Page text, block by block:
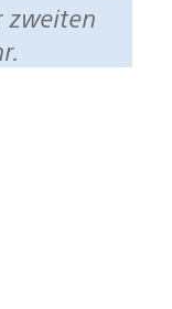
zweiten